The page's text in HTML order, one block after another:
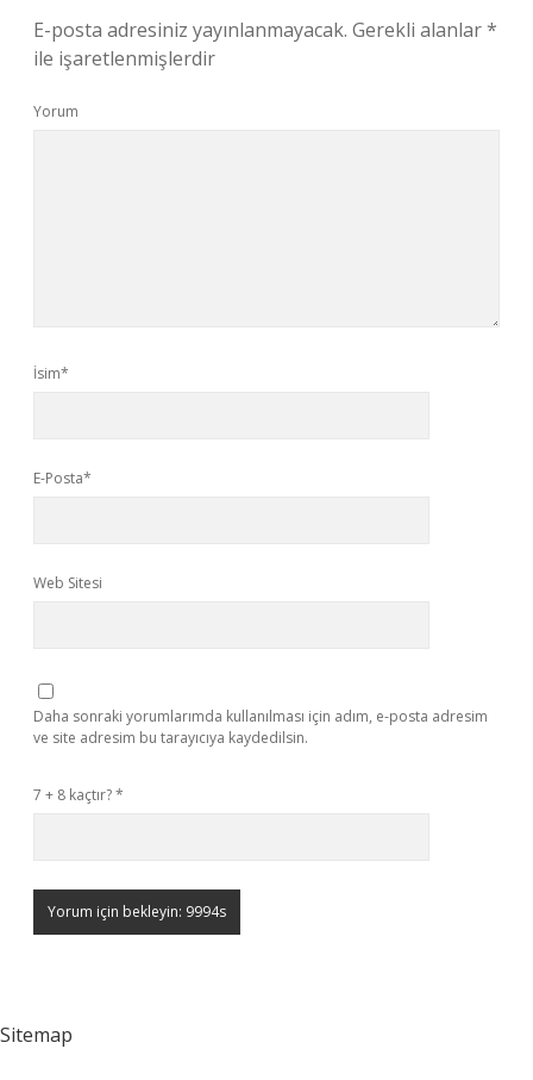
E-posta adresiniz yayınlanmayacak. Gerekli alanlar*
ile işaretlenmişlerdir
Yorum
İsim*
E-Posta*
Web Sitesi
Daha sonraki yorumlarımda kullanılması için adım, e-posta adresim
ve site adresim bu tarayıcıya kaydedilsin.
7 + 8 kaçtır?*
Sitemap